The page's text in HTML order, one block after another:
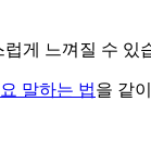
게 느껴질 수 있
말하는 법을 같